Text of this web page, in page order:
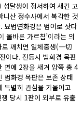
달생이 정서하여 새긴 고
산 정수사에서 복각한 것
묘법연화경은 범어로 삿다
올바른 가르침’이라는 의
깨치면 일체중생(一切
이다. 전등사 법화경 목판
면에 2장을 새겨 양쪽 총 4
법화경 목판은 보존 상태
특별히 관심을 기울이고
당시 1판이 외부로 유출